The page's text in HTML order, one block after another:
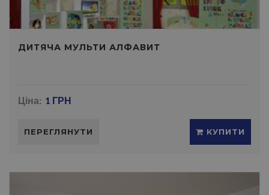
ДИТЯЧА МУЛЬТИ АЛФАВИТ
Ціна: 1 ГРН
ПЕРЕГЛЯНУТИ КУПИТИ